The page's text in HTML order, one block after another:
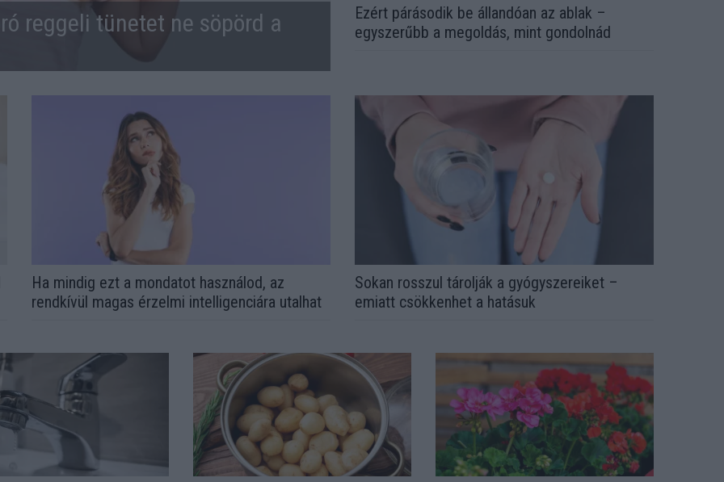
reggeli tünetet ne söpörd a
Ezért párásodik be állandóan az ablak –
egyszerűbb a megoldás, mint gondolnád
Ha mindig ezt a mondatot használod, az
rendkívül magas érzelmi intelligenciára utalhat
Sokan rosszul tárolják a gyógyszereiket –
emiatt csökkenhet a hatásuk